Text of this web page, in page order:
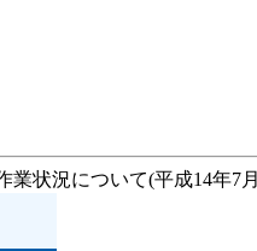
状況について(平成14年7